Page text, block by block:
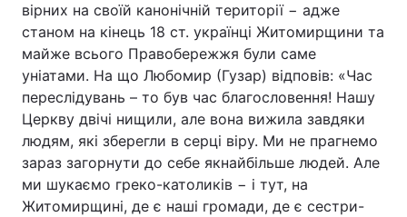
вірних на своїй канонічній території − адже
станом на кінець 18 ст. українці Житомирщини та
майже всього Правобережжя були саме
уніатами. На що Любомир (Гузар) відповів: «Час
переслідувань – то був час благословення! Нашу
Церкву двічі нищили, але вона вижила завдяки
людям, які зберегли в серці віру. Ми не прагнемо
зараз загорнути до себе якнайбільше людей. Але
ми шукаємо греко-католиків − і тут, на
Житомирщині, де є наші громади, де є сестри-